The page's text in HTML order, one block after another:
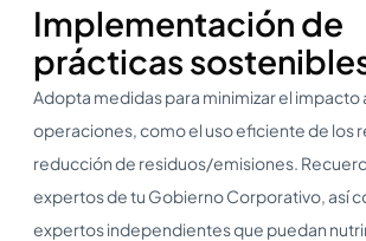
Implementación de
prácticas
Adopta medidas para minimizar el impacto
operaciones, como el uso eficiente de los
reducción de residuos/emisiones.
expertos de tu Gobierno Corporativo, así
expertos independientes que puedan